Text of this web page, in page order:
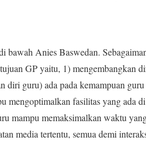
bawah Anies Baswedan.
GP yaitu, 1) mengembangkan
diri guru) ada pada kemampuan guru
mengoptimalkan fasilitas yang ada di
mampu memaksimalkan waktu
media tertentu, semua demi